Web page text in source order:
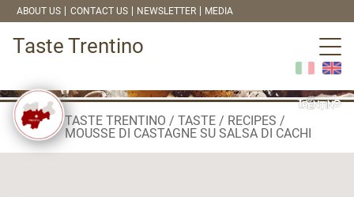
ABOUT US CONTACT US NEWSLETTER MEDIA
Taste Trentino
TASTE TRENTINO TASTE
RECIPES
MOUSSE DI CASTAGNE SU SALSA DI CACHI